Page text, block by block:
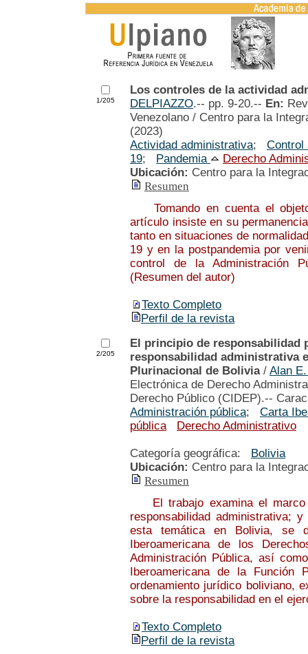
1/205
Los controles de la actividad
DELPIAZZO.-- pp. 9-20.-- En:
Venezolano / Centro para la
(2023)
Actividad administrativa; Control
19; Pandemia
Derecho
Ubicación: Centro para la
Resumen
Tomando en cuenta el
artículo insiste en su
tanto en situaciones de
19 y en la postpandemia por
control de la Administración
(Resumen del autor)
Texto Completo
Perfil de la revista
2/205
El principio de responsabilidad
responsabilidad administrativa
Plurinacional de Bolivia/ Alan
Electrónica de Derecho
Derecho Público (CIDEP).--
Administración pública; Carta
pública
Derecho Administrativo
Categoría geográfica: Bolivia
Ubicación: Centro para la
Resumen
El trabajo examina el marco
responsabilidad administrativa;
esta temática en Bolivia, se
Iberoamericana de los
Administración Pública, así
Iberoamericana de la Función
ordenamiento jurídico boliviano,
sobre la responsabilidad en el
Texto Completo
Perfil de la revista